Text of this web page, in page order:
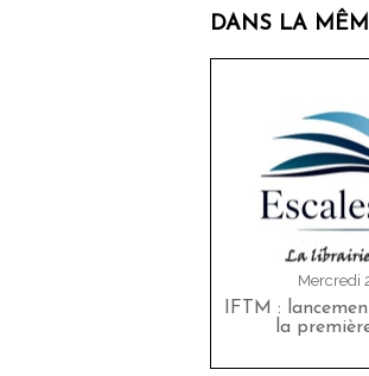
DANS LA
Mercredi
IFTM :
la